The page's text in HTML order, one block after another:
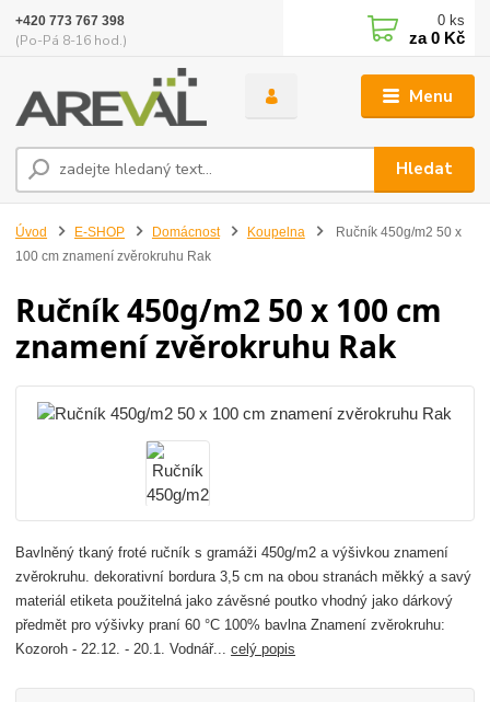
Menu
Hledat
+420 773 767 398
(Po-Pá 8-16 hod.)
0 ks
za0 Kč
Úvod E-SHOP Domácnost Koupelna
Ručník 450g/m2 50 x
100 cm znamení zvěrokruhu Rak
Ručník 450g/m2 50 x 100 cm
znamení zvěrokruhu Rak
Bavlněný tkaný froté ručník s gramáži 450g/m2 a výšivkou znamení
zvěrokruhu. dekorativní bordura 3,5 cm na obou stranách měkký a savý
materiál etiketa použitelná jako závěsné poutko vhodný jako dárkový
předmět pro výšivky praní 60 °C 100% bavlna Znamení zvěrokruhu:
Kozoroh - 22.12. - 20.1. Vodnář...celý popis